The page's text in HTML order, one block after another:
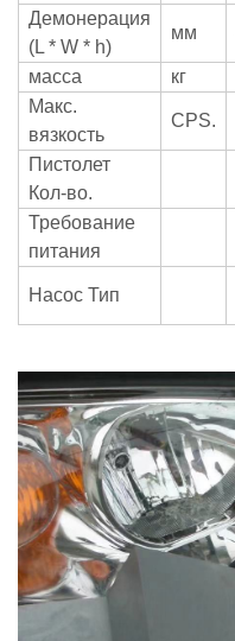
Демонерация
(L * W * h)
мм
масса кг
Макс.
вязкость
CPS.
Пистолет
Кол-во.
Требование
питания
Насос Тип